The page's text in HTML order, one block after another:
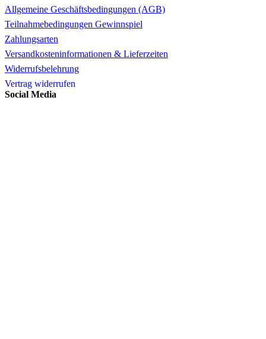
Allgemeine Geschäftsbedingungen (AGB)
Teilnahmebedingungen Gewinnspiel
Zahlungsarten
Versandkosteninformationen & Lieferzeiten
Widerrufsbelehrung
Vertrag widerrufen
Social Media